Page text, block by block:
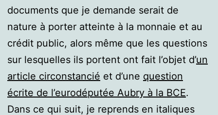
documents que je demande serait de
nature à porter atteinte à la monnaie et au
crédit public, alors même que les questions
sur lesquelles ils portent ont fait l’objet d’un
article circonstancié et d’une question
écrite de l’eurodéputée Aubry à la BCE.
Dans ce qui suit, je reprends en italiques